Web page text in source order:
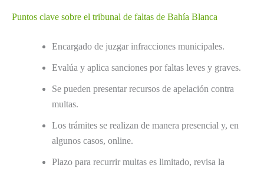
Puntos clave sobre el tribunal de faltas de Bahía Blanca
Encargado de juzgar infracciones municipales.
Evalúa y aplica sanciones por faltas leves y graves.
Se pueden presentar recursos de apelación contra
multas.
Los trámites se realizan de manera presencial y, en
algunos casos, online.
Plazo para recurrir multas es limitado, revisa la